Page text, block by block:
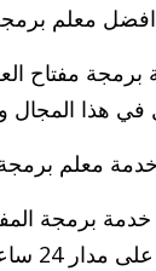
معلم برمجة
مفتاح
في هذا المجال
معلم برمجة
برمجة
لتلبية كافة الطلبات